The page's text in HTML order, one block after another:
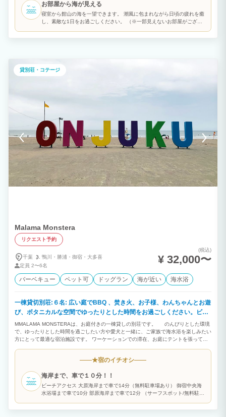
レージBBQ（無料）■ Sea coat cottageではBBQコンロ（ガス式）、網、トング、軍
手は無料でご用意させて頂いております。 食材、調味料を買うだけでバーベキューが
できます。 潮風を感じながら、普段味わえない贅沢な空間でのバーベキューの魅力を
一年通して楽しめます。 ■寝室に関して■ 利用人数により解放されるお部屋の数が異
お部屋から海が見える
寝室から館山の海を一望できます。 潮風に包まれながら日頃の疲れを癒
し、素敵な1日をお過ごしください。 （※一部見えないお部屋がござい
貸別荘・コテージ
Malama Monstera
リクエスト予約
千葉 鴨川・ 勝浦・ 御宿・ 大多喜
定員 2〜6名
(税込)
¥ 32,000〜
バーベキュー ペット可 ドッグラン 海が近い 海水浴
一棟貸切別荘:６名: 広い庭でBBQ 、焚き火、お子様、わんちゃんとお遊
び、ボタニカルな空間でゆったりとした時間をお過ごしください。ビー
チ、ゴルフ場も近くにございます。
MMALAMA MONSTERAは、お庭付きの一棟貸しの別荘です。 のんびりとした環境
で、ゆったりとした時間を過ごしたい方や愛犬と一緒に、ご家族で海水浴を楽しみたい
方にとって最適な宿泊施設です。 ワーケーションでの滞在、お庭にテントを張ってキ
いすみ市は、自然豊かで伊勢海老に代表される海鮮や都内のシェフが買い求める新鮮な
グで８年連続第一位の場所です。 また、MALAMA MONSTERAのある大原台は、とて
も静かな別荘地であり、都会の喧騒から離れて、リラックスできる場所です。 観葉
植物に囲まれたお部屋でお庭を眺めながら、鳥のさえずりを聞きながら、ゆったりとし
た時間をお過ごしください。 ☆いすみ市の食材を使った創作和懐石”とく竹”とのコラ
★宿のイチオシ
海岸まで、車で１０分！！
ビーチアクセス 大原海岸まで車で14分（無料駐車場あり） 御宿中央海
水浴場まで車で10分 部原海岸まで車で12分 （サーフスポット/無料駐車